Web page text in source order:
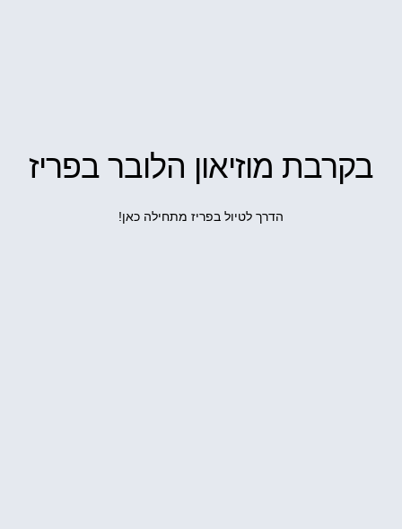
בקרבת מוזיאון הלובר בפריז
הדרך לטיול בפריז מתחילה כאן!